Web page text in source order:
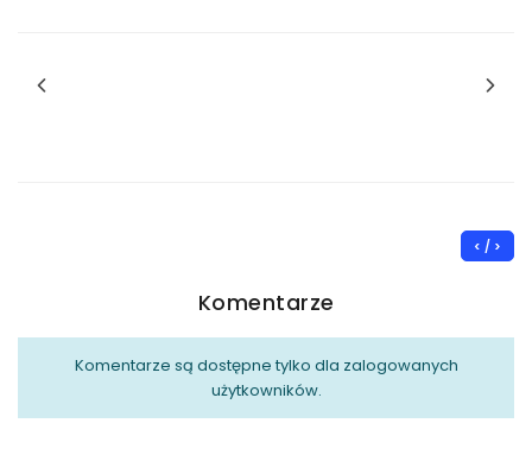
< / >
Komentarze
Komentarze są dostępne tylko dla zalogowanych
użytkowników.